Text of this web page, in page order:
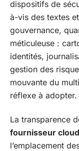
dispositifs de
à-vis des textes
gouvernance,
méticuleuse :
identités,
gestion des
mouvante du
réflexe à adopter.
La transparence
fournisseur cloud
l’emplacement